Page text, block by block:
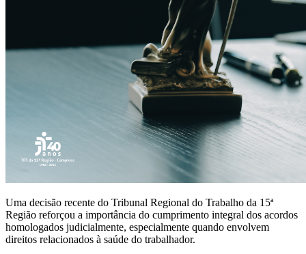
Uma decisão recente do Tribunal Regional do Trabalho da 15ª
Região reforçou a importância do cumprimento integral dos acordos
homologados judicialmente, especialmente quando envolvem
direitos relacionados à saúde do trabalhador.